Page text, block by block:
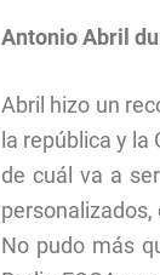
Antonio Abril
Abril hizo un
la república y la
de cuál va a
personalizados,
No pudo más